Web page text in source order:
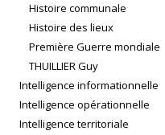
Histoire communale
Histoire des lieux
Première Guerre mondiale
THUILLIER Guy
Intelligence informationnelle
Intelligence opérationnelle
Intelligence territoriale